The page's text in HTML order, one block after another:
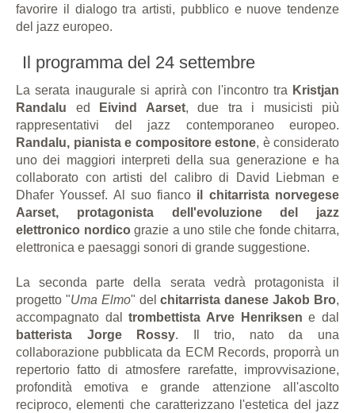
favorire il dialogo tra artisti, pubblico e nuove tendenze
del jazz europeo.
Il programma del 24 settembre
La serata inaugurale si aprirà con l'incontro tra Kristjan
Randalu ed Eivind Aarset, due tra i musicisti più
rappresentativi del jazz contemporaneo europeo.
Randalu, pianista e compositore estone, è considerato
uno dei maggiori interpreti della sua generazione e ha
collaborato con artisti del calibro di David Liebman e
Dhafer Youssef. Al suo fianco il chitarrista norvegese
Aarset, protagonista dell'evoluzione del jazz
elettronico nordicograzie a uno stile che fonde chitarra,
elettronica e paesaggi sonori di grande suggestione.
La seconda parte della serata vedrà protagonista il
progetto "Uma Elmo" delchitarrista danese Jakob Bro,
accompagnato daltrombettista Arve Henriksen e dal
batterista Jorge Rossy. Il trio, nato da una
collaborazione pubblicata da ECM Records, proporrà un
repertorio fatto di atmosfere rarefatte, improvvisazione,
profondità emotiva e grande attenzione all'ascolto
reciproco, elementi che caratterizzano l'estetica del jazz